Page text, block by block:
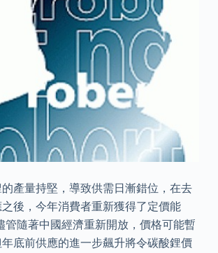
產量持堅，導致供需日漸錯位，在去
後，今年消費者重新獲得了定價能
管隨著中國經濟重新開放，價格可能暫
底前供應的進一步飆升將令碳酸鋰價